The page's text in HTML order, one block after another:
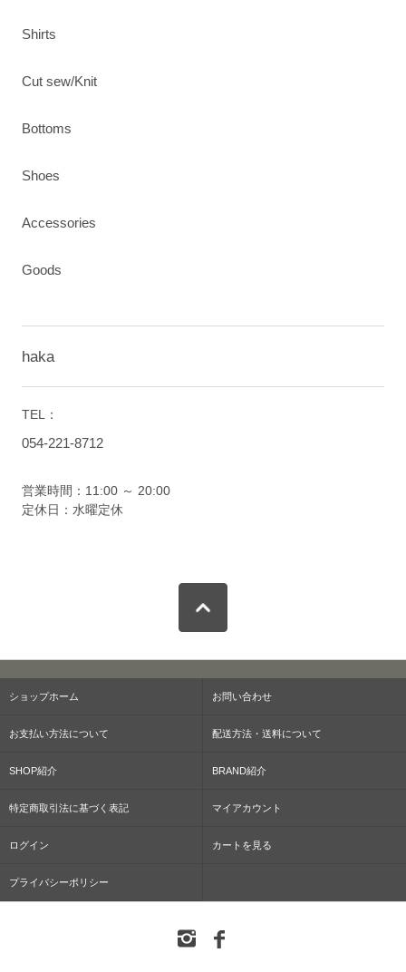
Shirts
Cut sew/Knit
Bottoms
Shoes
Accessories
Goods
haka
TEL：
054-221-8712
営業時間：11:00 ～ 20:00
定休日：水曜定休
ショップホーム お問い合わせ
お支払い方法について 配送方法・送料について
SHOP紹介 BRAND紹介
特定商取引法に基づく表記 マイアカウント
ログイン カートを見る
プライバシーポリシー